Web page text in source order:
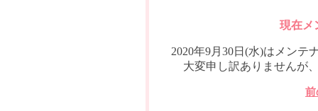
現在メ
2020年9月30日(水)はメンテ
大変申し訳ありませんが
前